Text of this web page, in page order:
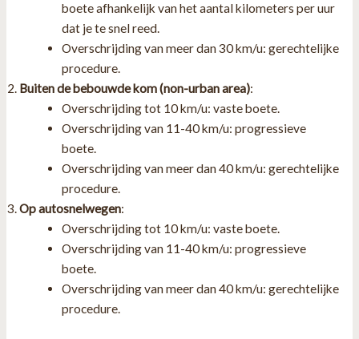
boete afhankelijk van het aantal kilometers per uur
dat je te snel reed.
Overschrijding van meer dan 30 km/u: gerechtelijke
procedure.
Buiten de bebouwde kom (non-urban area):
Overschrijding tot 10 km/u: vaste boete.
Overschrijding van 11-40 km/u: progressieve
boete.
Overschrijding van meer dan 40 km/u: gerechtelijke
procedure.
Op autosnelwegen:
Overschrijding tot 10 km/u: vaste boete.
Overschrijding van 11-40 km/u: progressieve
boete.
Overschrijding van meer dan 40 km/u: gerechtelijke
procedure.